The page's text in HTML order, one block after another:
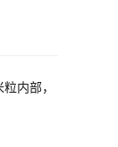
内部，